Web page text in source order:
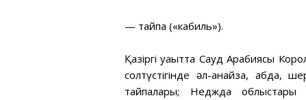
— тайпа («кабиль»).
Қазіргі уақытта Сауд Арабиясы
солтүстігінде әл-анайза, абда,
тайпалары; Неджда облыстары